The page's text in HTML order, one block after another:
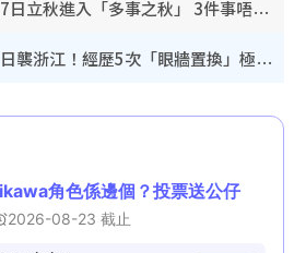
立秋2026｜8月7日立秋進入「多事之秋」 3件事唔做得！專家教6招開運 清枱頭／銀包納氣接好運
颱風白海豚料周日襲浙江！經歷5次「眼牆置換」極罕見 成登陸內地最長途颱風